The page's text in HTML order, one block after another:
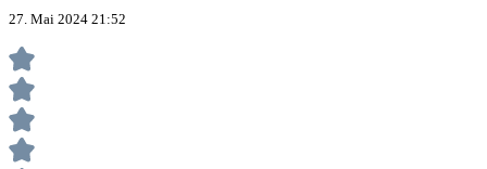
27. Mai 2024 21:52